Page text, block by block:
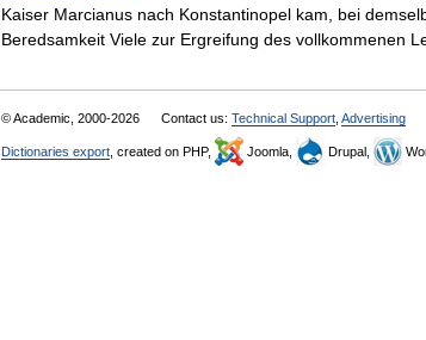
Kaiser Marcianus nach Konstantinopel kam, bei
Beredsamkeit Viele zur Ergreifung des
© Academic, 2000-2026 Contact us: Technical Support Advertising
Dictionaries export , created on PHP, Joomla, Drupal,